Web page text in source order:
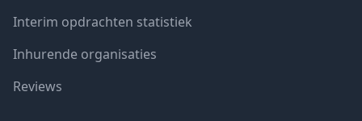
Interim opdrachten statistiek
Inhurende organisaties
Reviews